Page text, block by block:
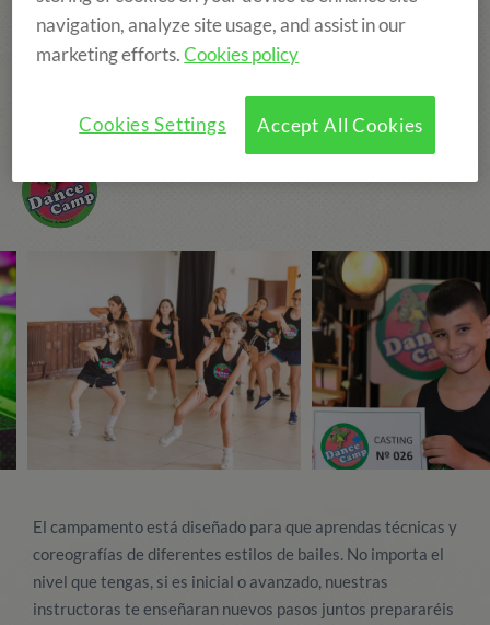
EDAD: DE 8 A 15 AÑOS
Campamento de inglés + danza
El campamento está diseñado para que aprendas técnicas y
coreografías de diferentes estilos de bailes. No importa el
nivel que tengas, si es inicial o avanzado, nuestras
instructoras te enseñaran nuevos pasos juntos prepararéis
navigation, analyze site usage, and assist in our
marketing efforts.Cookies policy
Accept All Cookies
Cookies Settings